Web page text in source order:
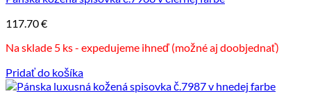
117.70€
Na sklade 5 ks - expedujeme ihneď (možné aj doobjednať)
Pridať do košíka